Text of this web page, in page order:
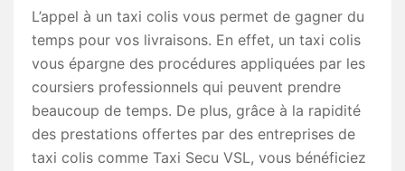
L’appel à un taxi colis vous permet de gagner du
temps pour vos livraisons. En effet, un taxi colis
vous épargne des procédures appliquées par les
coursiers professionnels qui peuvent prendre
beaucoup de temps. De plus, grâce à la rapidité
des prestations offertes par des entreprises de
taxi colis comme Taxi Secu VSL, vous bénéficiez